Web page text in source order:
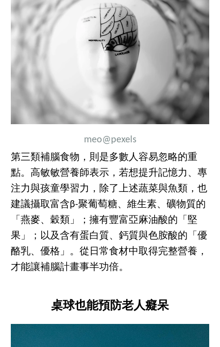
meo@pexels
第三類補腦食物，則是多數人容易忽略的重
點。高敏敏營養師表示，若想提升記憶力、專
注力與孩童學習力，除了上述蔬菜與魚類，也
建議攝取富含β-聚葡萄糖、維生素、礦物質的
「燕麥、穀類」；擁有豐富亞麻油酸的「堅
果」；以及含有蛋白質、鈣質與色胺酸的「優
酪乳、優格」。從日常食材中取得完整營養，
才能讓補腦計畫事半功倍。
桌球也能預防老人癡呆